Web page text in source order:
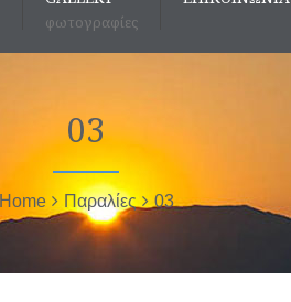
φωτογραφίες
03
Home Παραλίες 03